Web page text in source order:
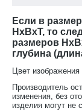
Если в
HxBxT, то
размеров
глубина
Цвет
Производитель
изменения, без
изделия могут не